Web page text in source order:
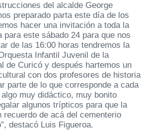
del alcalde George
preparado parta este día de los
hacer una invitación a toda la
para este sábado 24 para que nos
de las 16:00 horas tendremos la
Infantil Juvenil de la
de Curicó y después hartemos un
con dos profesores de historia
parte de lo que corresponde a cada
muy didáctico, muy bonito
algunos trípticos para que la
recuerdo de acá del cementerio
destacó Luis Figueroa.